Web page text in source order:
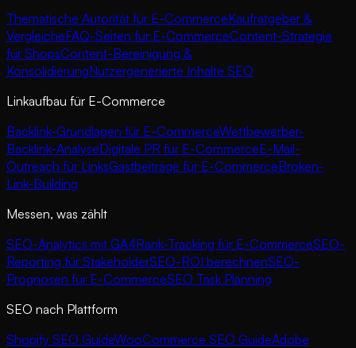
Thematische Autorität für E-CommerceKaufratgeber &
VergleicheFAQ-Seiten für E-CommerceContent-Strategie
für ShopsContent-Bereinigung &
KonsolidierungNutzergenerierte Inhalte SEO
Linkaufbau für E-Commerce
Backlink-Grundlagen für E-CommerceWettbewerber-
Backlink-AnalyseDigitale PR für E-CommerceE-Mail-
Outreach für LinksGastbeiträge für E-CommerceBroken-
Link-Building
Messen, was zählt
SEO-Analytics mit GA4Rank-Tracking für E-CommerceSEO-
Reporting für StakeholderSEO-ROI berechnenSEO-
Prognosen für E-CommerceSEO Task Planning
SEO nach Plattform
Shopify SEO GuideWooCommerce SEO GuideAdobe